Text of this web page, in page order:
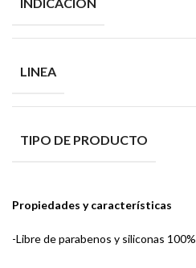
INDICACIÓN
LINEA
TIPO DE PRODUCTO
Propiedades y características
-Libre de parabenos y siliconas 100%